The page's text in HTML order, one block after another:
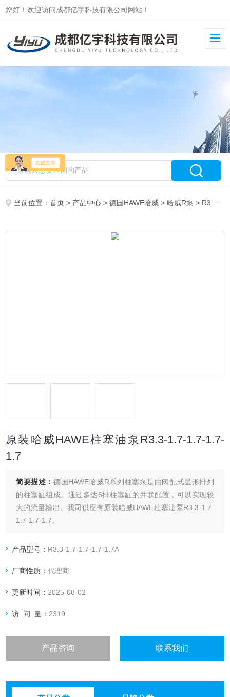
您好！欢迎访问成都亿宇科技有限公司网站！
当前位置：首页 > 产品中心 >德国HAWE哈威 >哈威R泵 > R3.3-1.7-1.7-1.7-1.7A原装哈威HAWE柱塞油泵R3.3-1.7-1.7-1.7-1.7
原装哈威HAWE柱塞油泵R3.3-1.7-1.7-1.7-
1.7
简要描述：德国HAWE哈威R系列柱塞泵是由阀配式星形排列
的柱塞缸组成。通过多达6排柱塞缸的并联配置，可以实现较
大的流量输出。我司供应有原装哈威HAWE柱塞油泵R3.3-1.7-
1.7-1.7-1.7。
产品型号： R3.3-1.7-1.7-1.7-1.7A
厂商性质：代理商
更新时间： 2025-08-02
访 问 量： 2319
产品咨询 联系我们